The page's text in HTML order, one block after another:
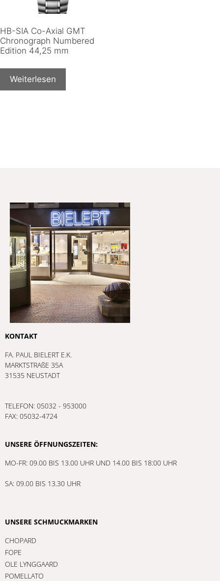
HB-SIA Co-Axial GMT
Chronograph Numbered
Edition 44,25 mm
Weiterlesen
KONTAKT
FA. PAUL BIELERT E.K.
MARKTSTRAßE 35A
31535 NEUSTADT
TELEFON: 05032 - 953000
FAX: 05032-4724
UNSERE ÖFFNUNGSZEITEN:
MO-FR: 09.00 BIS 13.00 UHR UND 14.00 BIS 18:00 UHR
SA: 09.00 BIS 13.30 UHR
UNSERE SCHMUCKMARKEN
CHOPARD
FOPE
OLE LYNGGAARD
POMELLATO